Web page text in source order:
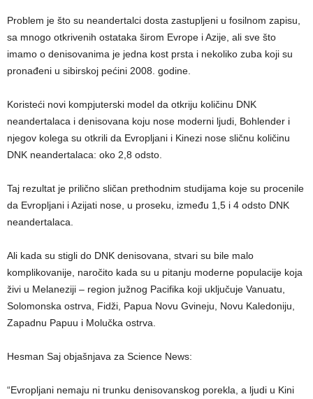
Problem je što su neandertalci dosta zastupljeni u fosilnom zapisu,
sa mnogo otkrivenih ostataka širom Evrope i Azije, ali sve što
imamo o denisovanima je jedna kost prsta i nekoliko zuba koji su
pronađeni u sibirskoj pećini 2008. godine.
Koristeći novi kompjuterski model da otkriju količinu DNK
neandertalaca i denisovana koju nose moderni ljudi, Bohlender i
njegov kolega su otkrili da Evropljani i Kinezi nose sličnu količinu
DNK neandertalaca: oko 2,8 odsto.
Taj rezultat je prilično sličan prethodnim studijama koje su procenile
da Evropljani i Azijati nose, u proseku, između 1,5 i 4 odsto DNK
neandertalaca.
Ali kada su stigli do DNK denisovana, stvari su bile malo
komplikovanije, naročito kada su u pitanju moderne populacije koja
živi u Melaneziji – region južnog Pacifika koji uključuje Vanuatu,
Solomonska ostrva, Fidži, Papua Novu Gvineju, Novu Kaledoniju,
Zapadnu Papuu i Molučka ostrva.
Hesman Saj objašnjava za Science News:
“Evropljani nemaju ni trunku denisovanskog porekla, a ljudi u Kini